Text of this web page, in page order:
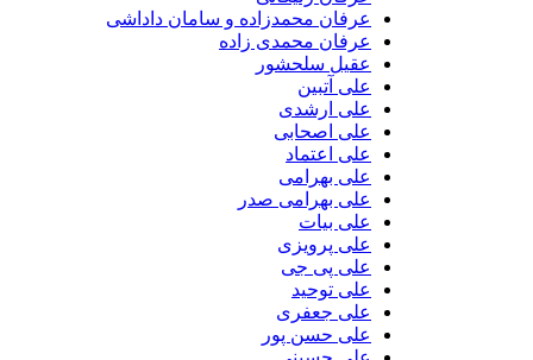
عرفان محمدزاده و سامان داداشی
عرفان محمدی زاده
عقیل سلحشور
علی آتبین
علی ارشدی
علی اصحابی
علی اعتماد
علی بهرامی
علی بهرامی صدر
علی بیات
علی پرویزی
علی پی جی
علی توحید
علی جعفری
علی حسن پور